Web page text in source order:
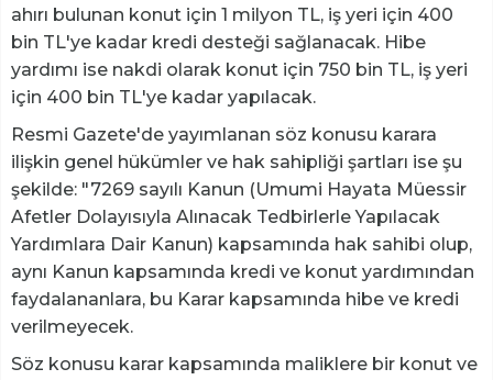
ahırı bulunan konut için 1 milyon TL, iş yeri için 400
bin TL'ye kadar kredi desteği sağlanacak. Hibe
yardımı ise nakdi olarak konut için 750 bin TL, iş yeri
için 400 bin TL'ye kadar yapılacak.
Resmi Gazete'de yayımlanan söz konusu karara
ilişkin genel hükümler ve hak sahipliği şartları ise şu
şekilde: "7269 sayılı Kanun (Umumi Hayata Müessir
Afetler Dolayısıyla Alınacak Tedbirlerle Yapılacak
Yardımlara Dair Kanun) kapsamında hak sahibi olup,
aynı Kanun kapsamında kredi ve konut yardımından
faydalananlara, bu Karar kapsamında hibe ve kredi
verilmeyecek.
Söz konusu karar kapsamında maliklere bir konut ve